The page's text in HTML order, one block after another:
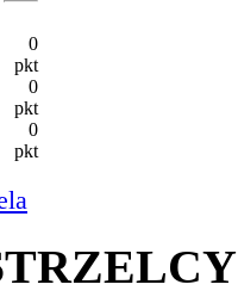
0
pkt
0
pkt
0
pkt